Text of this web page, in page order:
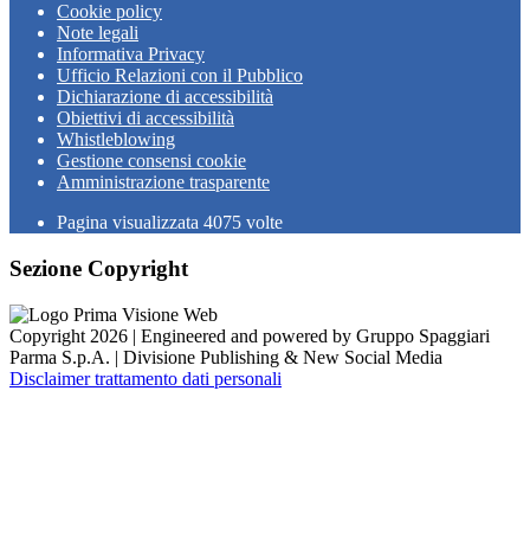
Cookie policy
Note legali
Informativa Privacy
Ufficio Relazioni con il Pubblico
Dichiarazione di accessibilità
Obiettivi di accessibilità
Whistleblowing
Gestione consensi cookie
Amministrazione trasparente
Pagina visualizzata 4075 volte
Sezione Copyright
Copyright 2026 | Engineered and powered by Gruppo Spaggiari
Parma S.p.A. | Divisione Publishing & New Social Media
Disclaimer trattamento dati personali